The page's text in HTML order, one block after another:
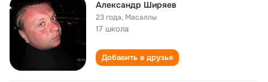
Александр Ширяев
23 года, Масаллы
17 школа
Добавить в друзья